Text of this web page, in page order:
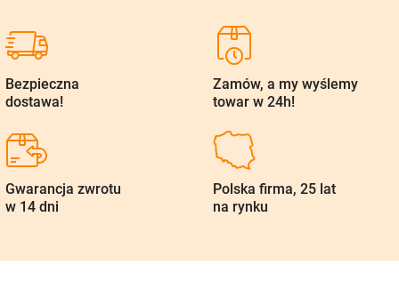
Bezpieczna
dostawa!
Zamów, a my wyślemy
towar w 24h!
Gwarancja zwrotu
w 14 dni
Polska firma, 25 lat
na rynku